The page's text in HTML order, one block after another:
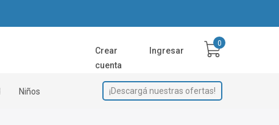
Crear
cuenta
Ingresar
Niños ¡Descargá nuestras ofertas!